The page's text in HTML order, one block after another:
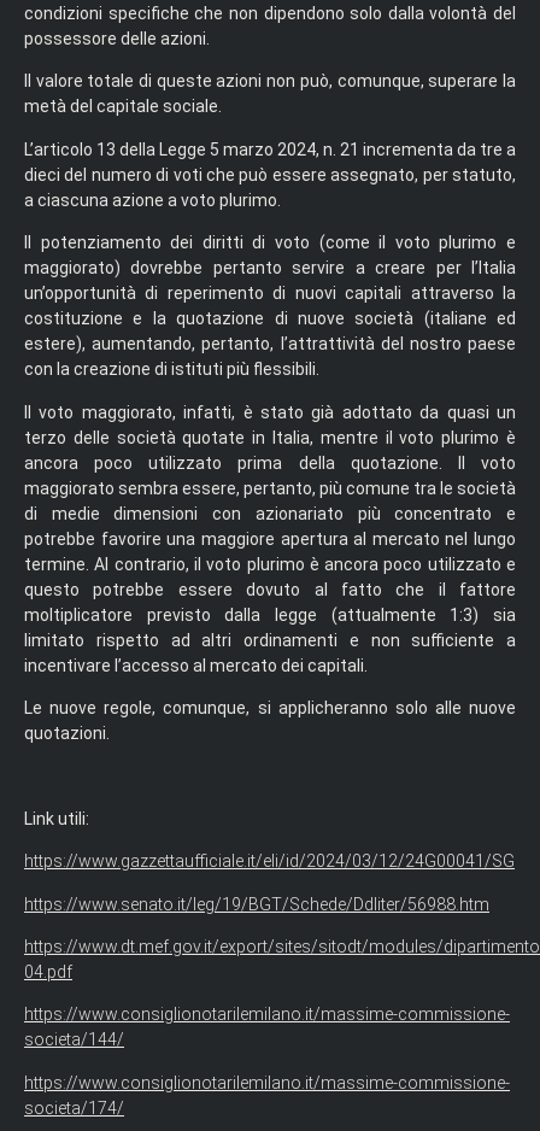
condizioni specifiche che non dipendono solo dalla volontà del
possessore delle azioni.
Il valore totale di queste azioni non può, comunque, superare la
metà del capitale sociale.
L’articolo 13 della Legge 5 marzo 2024, n. 21 incrementa da tre a
dieci del numero di voti che può essere assegnato, per statuto,
a ciascuna azione a voto plurimo.
Il potenziamento dei diritti di voto (come il voto plurimo e
maggiorato) dovrebbe pertanto servire a creare per l’Italia
un’opportunità di reperimento di nuovi capitali attraverso la
costituzione e la quotazione di nuove società (italiane ed
estere), aumentando, pertanto, l’attrattività del nostro paese
con la creazione di istituti più flessibili.
Il voto maggiorato, infatti, è stato già adottato da quasi un
terzo delle società quotate in Italia, mentre il voto plurimo è
ancora poco utilizzato prima della quotazione. Il voto
maggiorato sembra essere, pertanto, più comune tra le società
di medie dimensioni con azionariato più concentrato e
potrebbe favorire una maggiore apertura al mercato nel lungo
termine. Al contrario, il voto plurimo è ancora poco utilizzato e
questo potrebbe essere dovuto al fatto che il fattore
moltiplicatore previsto dalla legge (attualmente 1:3) sia
limitato rispetto ad altri ordinamenti e non sufficiente a
incentivare l’accesso al mercato dei capitali.
Le nuove regole, comunque, si applicheranno solo alle nuove
quotazioni.
Link utili:
https://www.gazzettaufficiale.it/eli/id/2024/03/12/24G00041/SG
https://www.senato.it/leg/19/BGT/Schede/Ddliter/56988.htm
https://www.dt.mef.gov.it/export/sites/sitodt/modules/
04.pdf
https://www.consiglionotarilemilano.it/massime-commissione-
societa/144/
https://www.consiglionotarilemilano.it/massime-commissione-
societa/174/